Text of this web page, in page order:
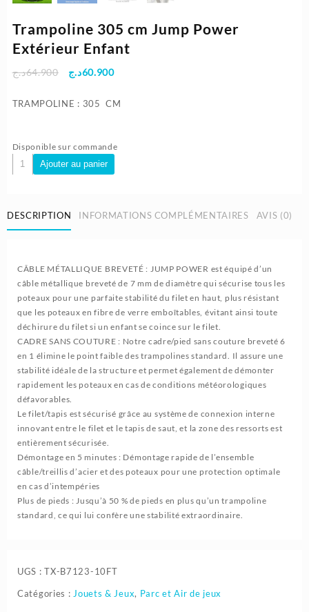
Trampoline 305 cm Jump Power
Extérieur Enfant
64.900د.ج
Le
initial
60.900د.ج
Le
actuel
TRAMPOLINE : 305 CM
Disponible sur commande
quantité
de
cm
Jump
Ajouter au panier
DESCRIPTION INFORMATIONS COMPLÉMENTAIRES AVIS (0)
CÂBLE MÉTALLIQUE BREVETÉ : JUMP POWER est équipé d’un
câble métallique breveté de 7 mm de diamètre qui sécurise tous les
poteaux pour une parfaite stabilité du filet en haut, plus résistant
que les poteaux en fibre de verre emboîtables, évitant ainsi toute
déchirure du filet si un enfant se coince sur le filet.
CADRE SANS COUTURE : Notre cadre/pied sans couture breveté 6
en 1 élimine le point faible des trampolines standard. Il assure une
stabilité idéale de la structure et permet également de démonter
rapidement les poteaux en cas de conditions météorologiques
défavorables.
Le filet/tapis est sécurisé grâce au système de connexion interne
innovant entre le filet et le tapis de saut, et la zone des ressorts est
entièrement sécurisée.
Démontage en 5 minutes : Démontage rapide de l’ensemble
câble/treillis d’acier et des poteaux pour une protection optimale
en cas d’intempéries
Plus de pieds : Jusqu’à 50 % de pieds en plus qu’un trampoline
standard, ce qui lui confère une stabilité extraordinaire.
UGS :TX-B7123-10FT
Catégories : Jouets & Jeux, Parc et Air de jeux